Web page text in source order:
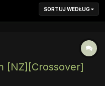
SORTUJ WEDŁUG
[NZ][Crossover]